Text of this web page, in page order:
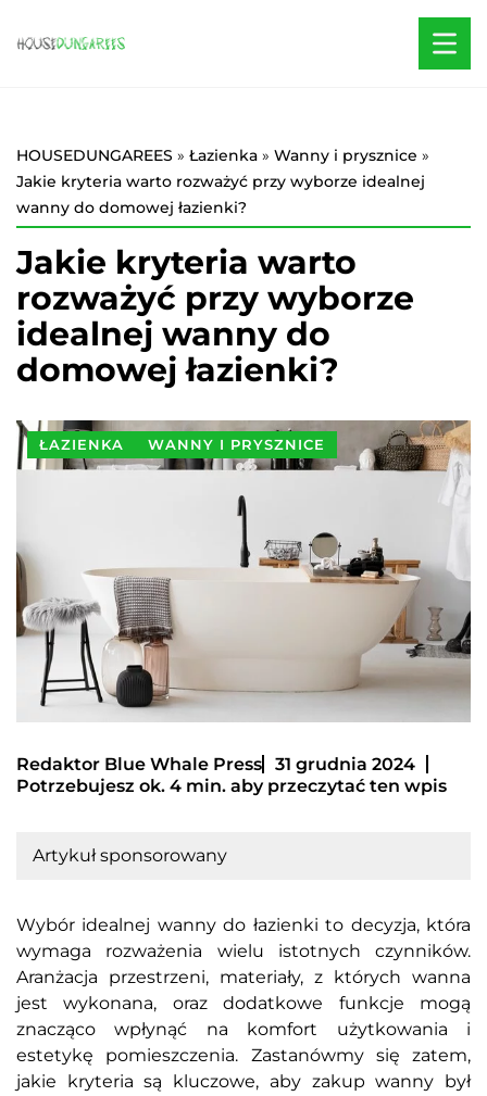
HOUSEDUNGAREES » Łazienka » Wanny i prysznice »
Jakie kryteria warto rozważyć przy wyborze idealnej
wanny do domowej łazienki?
Jakie kryteria warto
rozważyć przy wyborze
idealnej wanny do
domowej łazienki?
ŁAZIENKA WANNY I PRYSZNICE
Redaktor Blue Whale Press
31 grudnia 2024
Potrzebujesz ok. 4 min. aby przeczytać ten wpis
Artykuł sponsorowany
Wybór idealnej wanny do łazienki to decyzja, która
wymaga rozważenia wielu istotnych czynników.
Aranżacja przestrzeni, materiały, z których wanna
jest wykonana, oraz dodatkowe funkcje mogą
znacząco wpłynąć na komfort użytkowania i
estetykę pomieszczenia. Zastanówmy się zatem,
jakie kryteria są kluczowe, aby zakup wanny był